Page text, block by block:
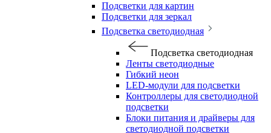
Подсветки для картин
Подсветки для зеркал
Подсветка светодиодная
Подсветка светодиодная
Ленты светодиодные
Гибкий неон
LED-модули для подсветки
Контроллеры для светодиодной
подсветки
Блоки питания и драйверы для
светодиодной подсветки